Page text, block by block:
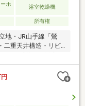
ホ
浴室乾燥機
所有権
地・JR山手線「鶯
二重天井構造・リビ
・約6.0帖サービ
設備・複層ガラス(全
インターホン▼2026
キッチン、UB、洗
クロス、フローリン